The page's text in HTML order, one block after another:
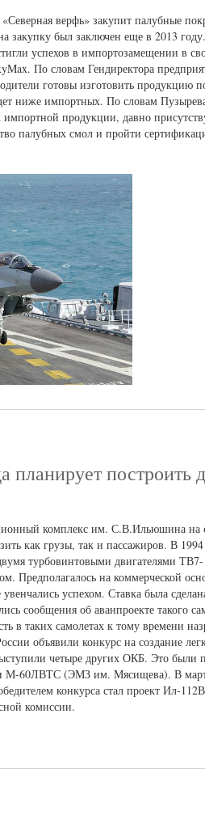
верфь» закупит палубные
закупку был заключен еще в 2013
успехов в импортозамещении в
По словам Гендиректора
готовы изготовить продукцию
ниже импортных. По словам
импортной продукции, давно
палубных смол и пройти
построить
комплекс им. С.В.Ильюшина на
как грузы, так и пассажиров. В
турбовинтовыми двигателями
Предполагалось на коммерческой
успехом. Ставка была
сообщения об аванпроекте такого
в таких самолетах к тому времени
объявили конкурс на создание
четыре других ОКБ. Это
(ЭМЗ им. Мясищева). В марте
конкурса стал проект Ил-
комиссии.